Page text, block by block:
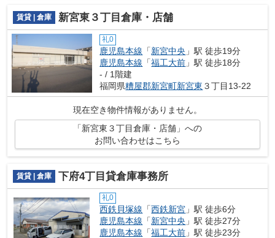
賃貸 | 倉庫 新宮東３丁目倉庫・店舗
礼0
鹿児島本線 「新宮中央 」駅 徒歩19分
鹿児島本線 「福工大前 」駅 徒歩18分
- / 1階建
福岡県糟屋郡新宮町新宮東 ３丁目13-22
現在空き物件情報がありません。
「新宮東３丁目倉庫・店舗」への
お問い合わせはこちら
賃貸 | 倉庫 下府4丁目貸倉庫事務所
礼0
西鉄貝塚線 「西鉄新宮 」駅 徒歩6分
鹿児島本線 「新宮中央 」駅 徒歩27分
鹿児島本線 「福工大前 」駅 徒歩23分